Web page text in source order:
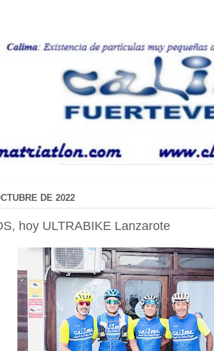
DE 2022
hoy ULTRABIKE Lanzarote